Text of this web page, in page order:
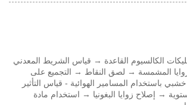
الكالسيوم القاعدة → قياس الشريط المعدني
المشمسة → لصق النقاط → التجميع على
باستخدام المسامير الهوائية - قياس التأثير
→ إصلاح زوايا البغونيا → استخدام مادة